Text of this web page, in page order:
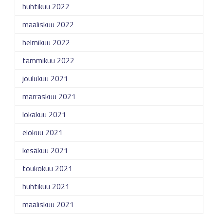
huhtikuu 2022
maaliskuu 2022
helmikuu 2022
tammikuu 2022
joulukuu 2021
marraskuu 2021
lokakuu 2021
elokuu 2021
kesäkuu 2021
toukokuu 2021
huhtikuu 2021
maaliskuu 2021